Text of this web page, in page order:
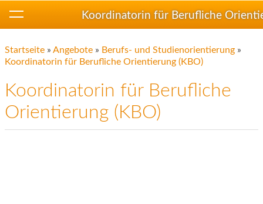
Koordinatorin für Berufliche
Startseite » Angebote » Berufs- und Studienorientierung »
Koordinatorin für Berufliche Orientierung (KBO)
Koordinatorin für Berufliche
Orientierung (KBO)